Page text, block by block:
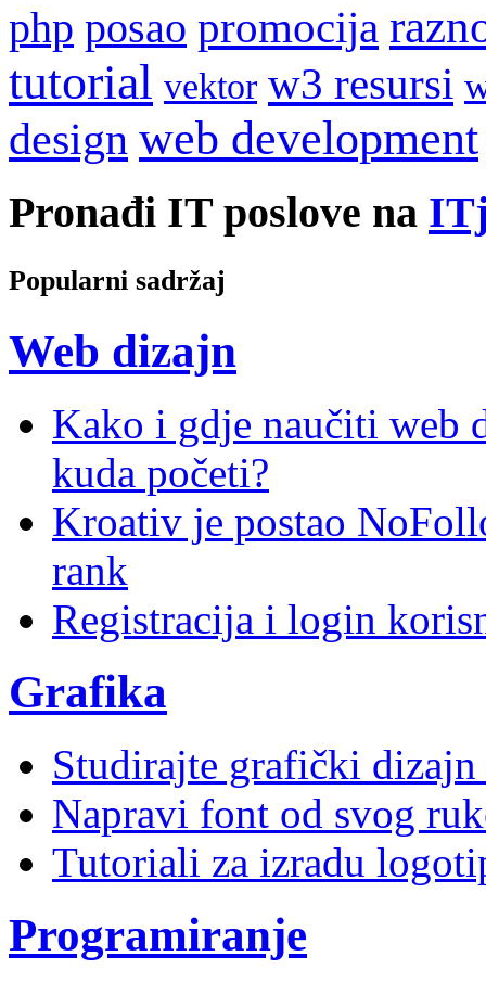
php posao promocija
tutorial vektor w3 resursi
design web development
Pronađi IT poslove na
Popularni sadržaj
Web dizajn
Kako i gdje naučiti web
kuda početi?
Kroativ je postao
rank
Registracija i login
Grafika
Studirajte grafički dizajn
Napravi font od svog
Tutoriali za izradu
Programiranje